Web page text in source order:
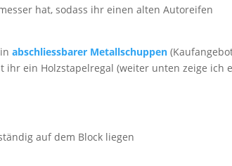
hat, sodass ihr einen alten Autoreifen
abschliessbarer Metallschuppen
ihr ein Holzstapelregal (weiter unten zeige ich
auf dem Block liegen